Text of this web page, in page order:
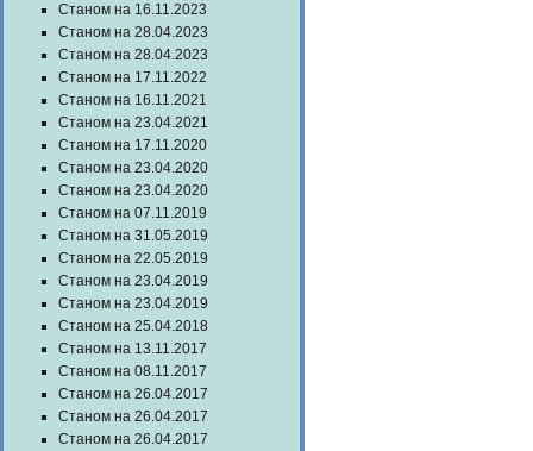
Станом на 16.11.2023
Станом на 28.04.2023
Станом на 28.04.2023
Станом на 17.11.2022
Станом на 16.11.2021
Станом на 23.04.2021
Станом на 17.11.2020
Станом на 23.04.2020
Станом на 23.04.2020
Станом на 07.11.2019
Станом на 31.05.2019
Станом на 22.05.2019
Станом на 23.04.2019
Станом на 23.04.2019
Станом на 25.04.2018
Станом на 13.11.2017
Станом на 08.11.2017
Станом на 26.04.2017
Станом на 26.04.2017
Станом на 26.04.2017